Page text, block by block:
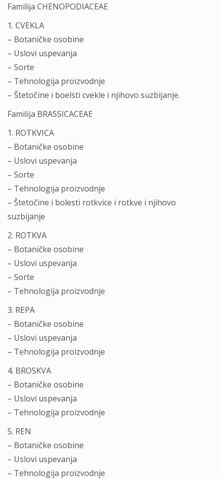
Familija CHENOPODIACEAE
1. CVEKLA
– Botaničke osobine
– Uslovi uspevanja
– Sorte
– Tehnologija proizvodnje
– Štetočine i boelsti cvekle i njihovo suzbijanje.
Familija BRASSICACEAE
1. ROTKVICA
– Botaničke osobine
– Uslovi uspevanja
– Sorte
– Tehnologija proizvodnje
– Štetočine i bolesti rotkvice i rotkve i njihovo
suzbijanje
2. ROTKVA
– Botaničke osobine
– Uslovi uspevanja
– Sorte
– Tehnologija proizvodnje
3. REPA
– Botaničke osobine
– Uslovi uspevanja
– Tehnologija proizvodnje
4. BROSKVA
– Botaničke osobine
– Uslovi uspevanja
– Tehnologija proizvodnje
5. REN
– Botaničke osobine
– Uslovi uspevanja
– Tehnologija proizvodnje